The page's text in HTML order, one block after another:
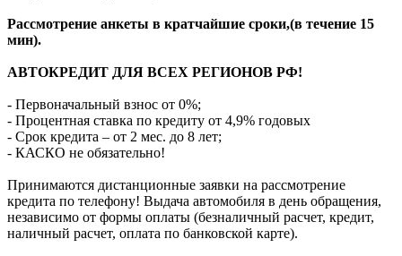
Рассмотрение анкеты в кратчайшие сроки,(в течение 15
мин).
АВТОКРЕДИТ ДЛЯ ВСЕХ РЕГИОНОВ РФ!
- Первоначальный взнос от 0%;
- Процентная ставка по кредиту от 4,9% годовых
- Срок кредита – от 2 мес. до 8 лет;
- КАСКО не обязательно!
Принимаются дистанционные заявки на рассмотрение
кредита по телефону! Выдача автомобиля в день обращения,
независимо от формы оплаты (безналичный расчет, кредит,
наличный расчет, оплата по банковской карте).